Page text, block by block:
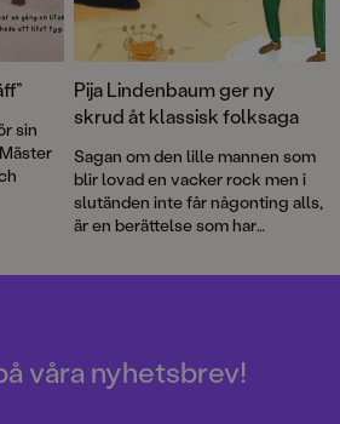
sin
Pija Lindenbaum ger ny
skrud åt klassisk folksaga
Sagan om den lille mannen som
blir lovad en vacker rock men i
slutänden inte får någonting alls,
är en berättelse som har
generationer.
våra nyhetsbrev!